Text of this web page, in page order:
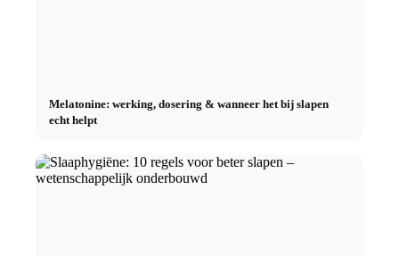
Melatonine: werking, dosering & wanneer het bij slapen
echt helpt